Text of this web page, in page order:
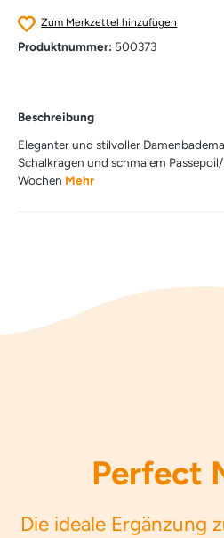
Zum Merkzettel hinzufügen
Produktnummer: 500373
Beschreibung
Eleganter und stilvoller
Schalkragen und schmalem
Wochen Mehr
Perfect
Die ideale Ergänzung